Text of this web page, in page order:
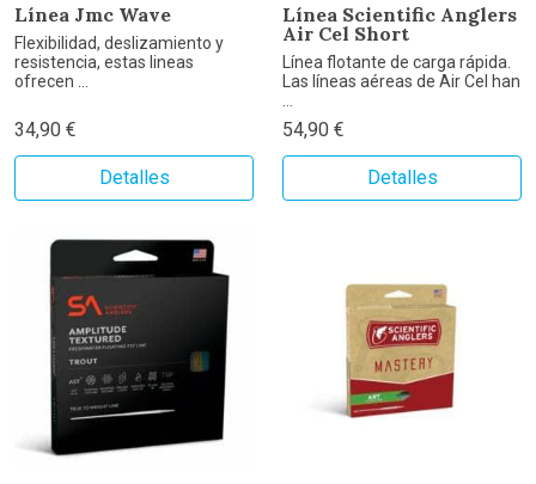
Línea Jmc Wave
Flexibilidad, deslizamiento y
resistencia, estas lineas
ofrecen ...
34,90 €
Detalles
Línea Scientific Anglers
Air Cel Short
Línea flotante de carga rápida.
Las líneas aéreas de Air Cel han
54,90 €
Detalles